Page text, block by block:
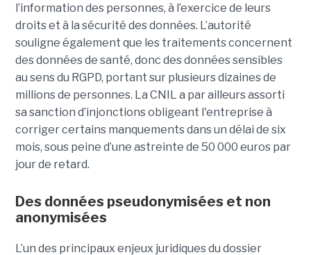
l’information des personnes, à l’exercice de leurs
droits et à la sécurité des données. L’autorité
souligne également que les traitements concernent
des données de santé, donc des données sensibles
au sens du RGPD, portant sur plusieurs dizaines de
millions de personnes. La CNIL a par ailleurs assorti
sa sanction d’injonctions obligeant l'entreprise à
corriger certains manquements dans un délai de six
mois, sous peine d’une astreinte de 50 000 euros par
jour de retard.
Des données pseudonymisées et non
anonymisées
L’un des principaux enjeux juridiques du dossier